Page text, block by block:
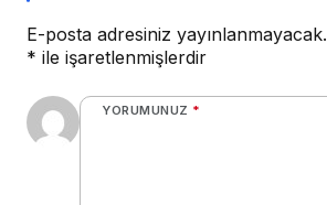
E-posta adresiniz yayınlanmayacak.
* ile işaretlenmişlerdir
YORUMUNUZ *